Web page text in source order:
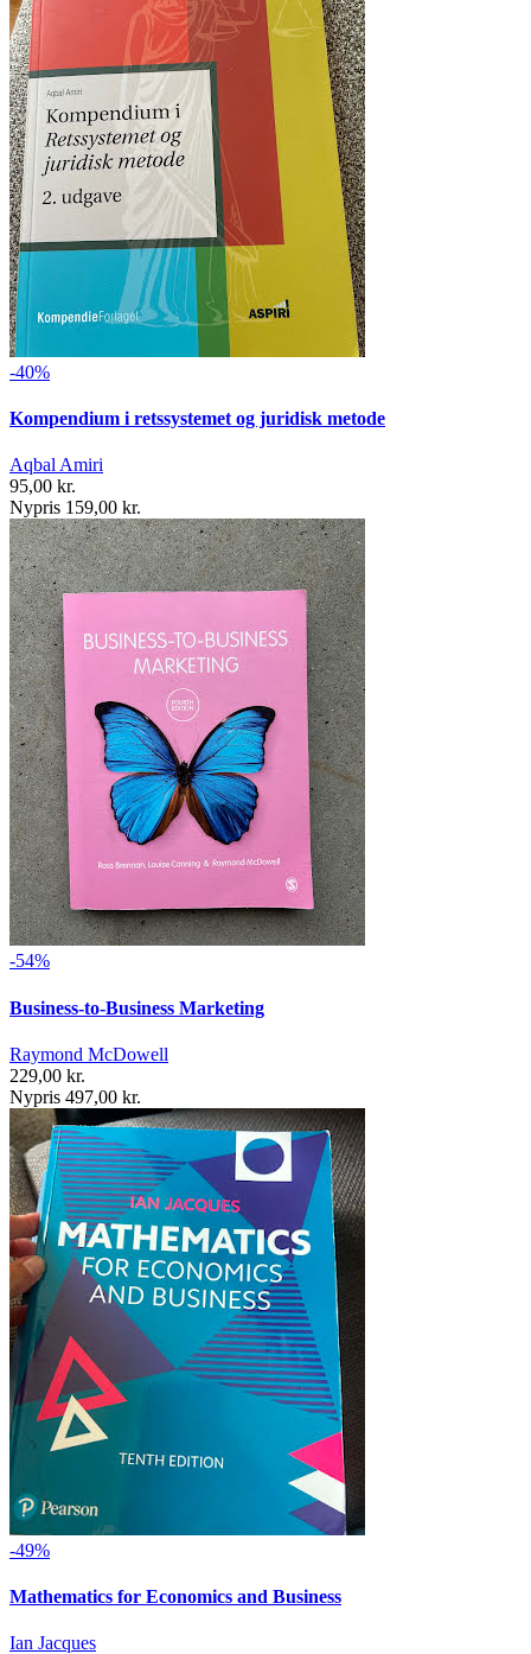
-40%
Kompendium i retssystemet og juridisk metode
Aqbal Amiri
95,00 kr.
Nypris 159,00 kr.
-54%
Business-to-Business Marketing
Raymond McDowell
229,00 kr.
Nypris 497,00 kr.
-49%
Mathematics for Economics and Business
Ian Jacques